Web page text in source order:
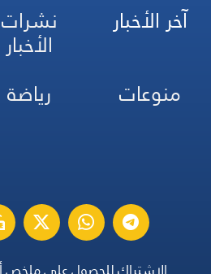
آخر الأخبار نشرات
الأخبار
منوعات
رياضة